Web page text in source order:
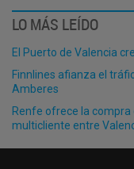
LO MÁS LEÍDO
El Puerto de Valencia
Finnlines afianza el
Amberes
Renfe ofrece la
multicliente entre